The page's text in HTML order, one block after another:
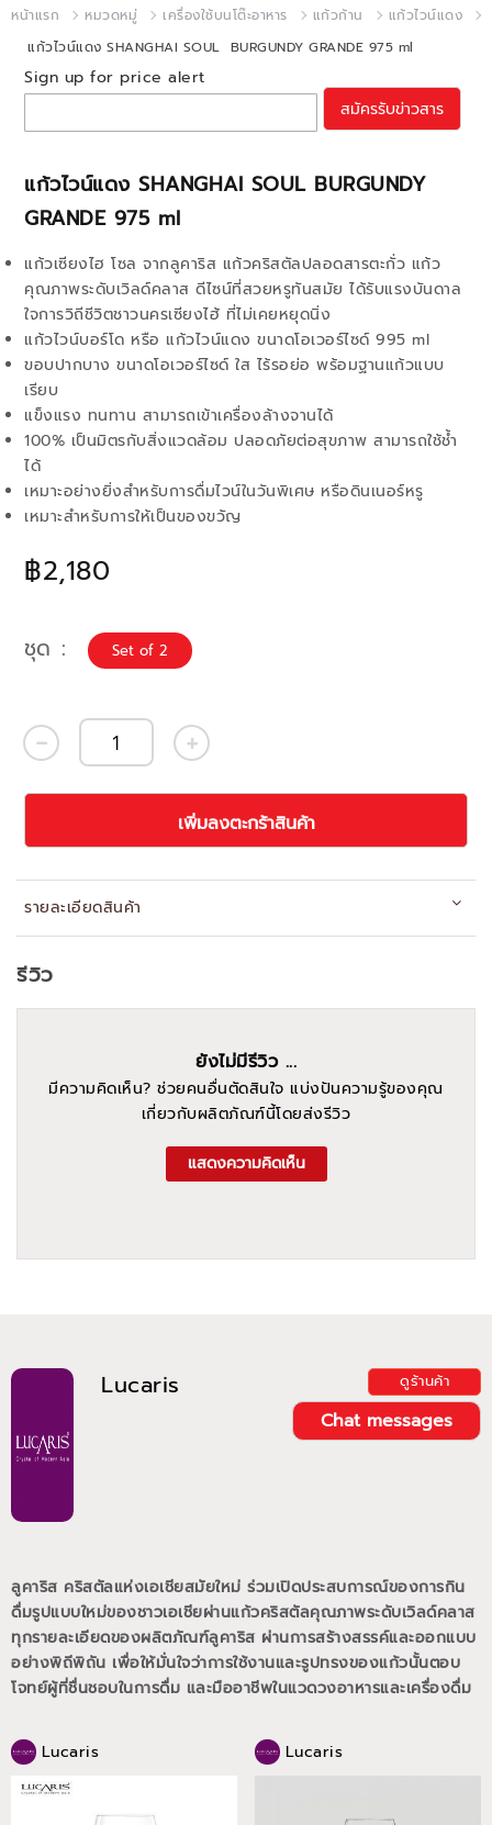
หน้าแรก หมวดหมู่ เครื่องใช้บนโต๊ะอาหาร แก้วก้าน
แก้วไวน์แดง
แก้วไวน์แดง SHANGHAI SOUL BURGUNDY GRANDE 975 ml
แก้วไวน์แดง SHANGHAI SOUL BURGUNDY
GRANDE 975 ml
฿2,180
แก้วเซียงไฮ โซล จากลูคาริส แก้วคริสตัลปลอดสารตะกั่ว แก้ว
คุณภาพระดับเวิลด์คลาส ดีไซน์ที่สวยหรูทันสมัย ได้รับแรงบันดาล
ใจการวิถีชีวิตชาวนครเซียงไฮ้ ที่ไม่เคยหยุดนิ่ง
แก้วไวน์บอร์โด หรือ แก้วไวน์แดง ขนาดโอเวอร์ไซด์ 995 ml
ขอบปากบาง ขนาดโอเวอร์ไซด์ ใส ไร้รอย่อ พร้อมฐานแก้วแบบ
เรียบ
แข็งแรง ทนทาน สามารถเข้าเครื่องล้างจานได้
100% เป็นมิตรกับสิ่งแวดล้อม ปลอดภัยต่อสุขภาพ สามารถใช้ช้ำ
ได้
เหมาะอย่างยิ่งสำหรับการดื่มไวน์ในวันพิเศษ หรือดินเนอร์หรู
เหมาะสำหรับการให้เป็นของขวัญ
Sign up for price alert
สมัครรับข่าวสาร
ชุด Set of 2
เพิ่มลงตะกร้าสินค้า
รายละเอียดสินค้า
Lucaris ดูร้านค้า
Chat messages
ลูคาริส คริสตัลแห่งเอเชียสมัยใหม่ ร่วมเปิดประสบการณ์ของการกิน
ดื่มรูปแบบใหม่ของชาวเอเชียผ่านแก้วคริสตัลคุณภาพระดับเวิลด์คลาส
ทุกรายละเอียดของผลิตภัณฑ์ลูคาริส ผ่านการสร้างสรรค์และออกแบบ
อย่างพิถีพิถัน เพื่อให้มั่นใจว่าการใช้งานและรูปทรงของแก้วนั้นตอบ
โจทย์ผู้ที่ชื่นชอบในการดื่ม และมืออาชีพในแวดวงอาหารและเครื่องดื่ม
Lucaris Lucaris
รีวิว
ยังไม่มีรีวิว ...
มีความคิดเห็น? ช่วยคนอื่นตัดสินใจ แบ่งปันความรู้ของคุณ
เกี่ยวกับผลิตภัณฑ์นี้โดยส่งรีวิว
แสดงความคิดเห็น